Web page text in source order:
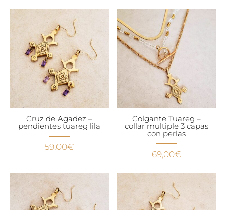
Cruz de Agadez –
pendientes tuareg lila
59,00€
Colgante Tuareg –
collar multiple 3 capas
con perlas
69,00€